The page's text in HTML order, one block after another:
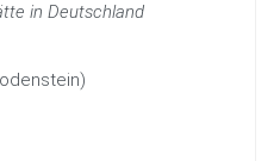
in Deutschland